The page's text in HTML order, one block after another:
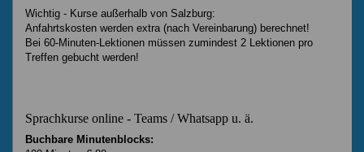
Wichtig - Kurse außerhalb von Salzburg:
Anfahrtskosten werden extra (nach Vereinbarung) berechnet!
Bei 60-Minuten-Lektionen müssen zumindest 2 Lektionen pro
Treffen gebucht werden!
Sprachkurse online - Teams / Whatsapp u. ä.
Buchbare Minutenblocks: